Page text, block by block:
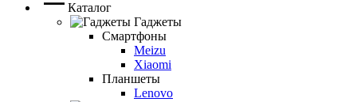
Каталог
Гаджеты
Смартфоны
Meizu
Xiaomi
Планшеты
Lenovo